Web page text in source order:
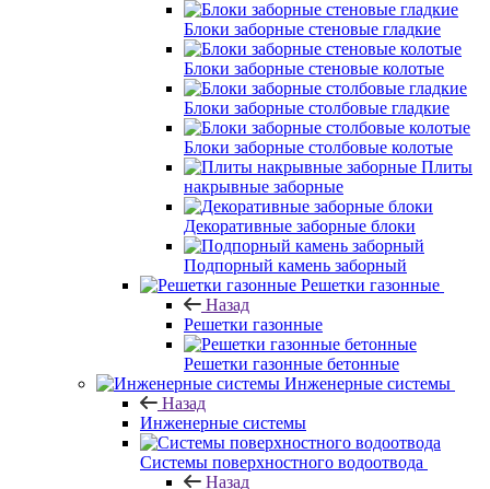
Блоки заборные стеновые гладкие
Блоки заборные стеновые колотые
Блоки заборные столбовые гладкие
Блоки заборные столбовые колотые
Плиты
накрывные заборные
Декоративные заборные блоки
Подпорный камень заборный
Решетки газонные
Назад
Решетки газонные
Решетки газонные бетонные
Инженерные системы
Назад
Инженерные системы
Системы поверхностного водоотвода
Назад